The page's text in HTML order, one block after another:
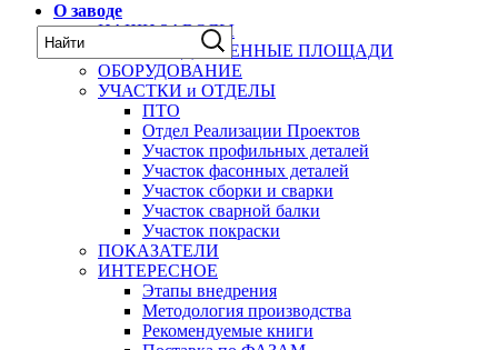
О заводе
НАШИ ЗАВОДЫ
ПРОИЗВОДСТВЕННЫЕ ПЛОЩАДИ
ОБОРУДОВАНИЕ
УЧАСТКИ и ОТДЕЛЫ
ПТО
Отдел Реализации Проектов
Участок профильных деталей
Участок фасонных деталей
Участок сборки и сварки
Участок сварной балки
Участок покраски
ПОКАЗАТЕЛИ
ИНТЕРЕСНОЕ
Этапы внедрения
Методология производства
Рекомендуемые книги